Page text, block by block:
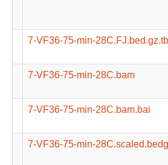
7-VF36-75-min-
7-VF36-75-min-28C.bam
7-VF36-75-min-28C.bam.bai
7-VF36-75-min-